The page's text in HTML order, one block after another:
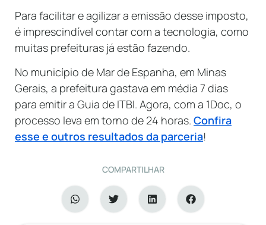
Para facilitar e agilizar a emissão desse imposto,
é imprescindível contar com a tecnologia, como
muitas prefeituras já estão fazendo.
No município de Mar de Espanha, em Minas
Gerais, a prefeitura gastava em média 7 dias
para emitir a Guia de ITBI. Agora, com a 1Doc, o
processo leva em torno de 24 horas. Confira
esse e outros resultados da parceria!
COMPARTILHAR